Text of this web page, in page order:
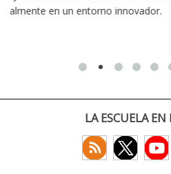
decisiones
LA ESCUELA EN